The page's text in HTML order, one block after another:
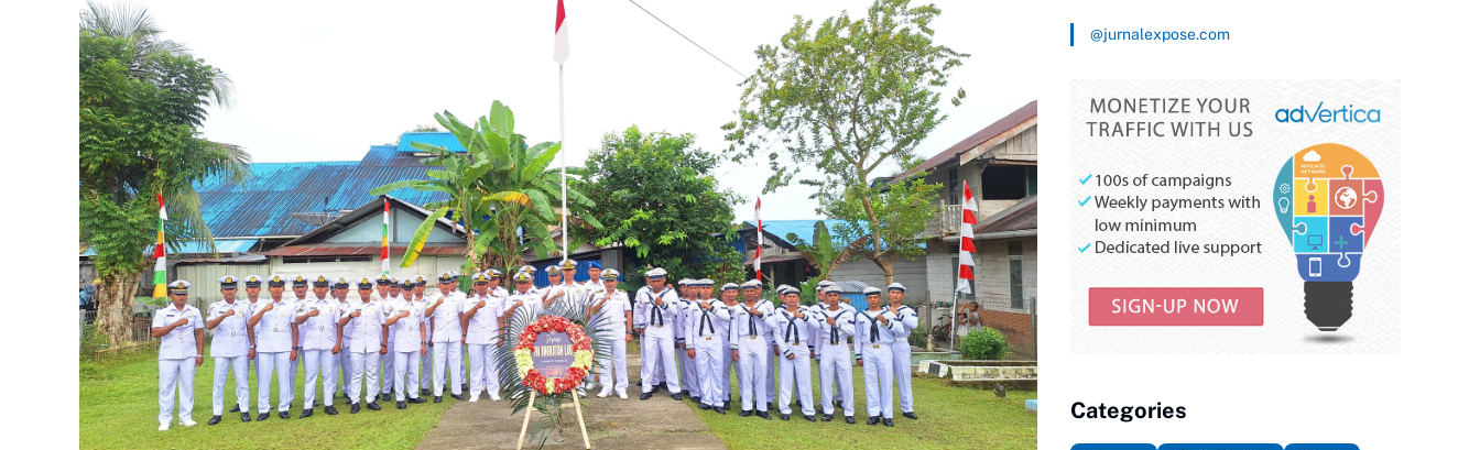
@jurnalexpose.com
Categories